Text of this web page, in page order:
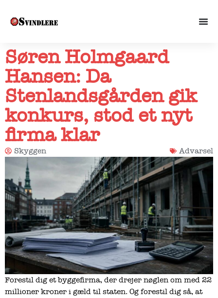
Søren Holmgaard
Hansen: Da
Stenlandsgården gik
konkurs, stod et nyt
firma klar
Skyggen Advarsel
Forestil dig et byggefirma, der drejer nøglen om med 22
millioner kroner i gæld til staten. Og forestil dig så, at